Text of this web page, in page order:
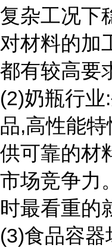
复杂工况下
对材料的加
都有较高要
(2)奶瓶行
品,高性能
供可靠的材
市场竞争力
时最看重的
(3)食品容